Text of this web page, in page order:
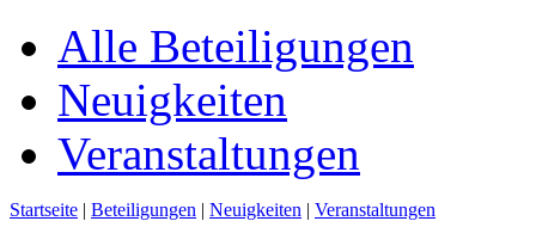
Alle Beteiligungen
Neuigkeiten
Veranstaltungen
Startseite | Beteiligungen | Neuigkeiten | Veranstaltungen